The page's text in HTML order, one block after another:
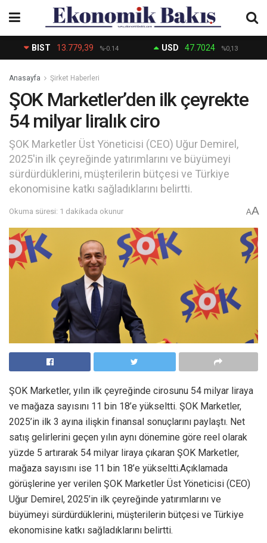
BIST 13.779,39 %-0.14 USD 47.7024 %0,13
Anasayfa Şirket Haberleri
ŞOK Marketler’den ilk çeyrekte
54 milyar liralık ciro
ŞOK Marketler Üst Yöneticisi (CEO) Uğur Demirel,
2025'in ilk çeyreğinde yatırımlarını ve büyümeyi
sürdürdüklerini, müşterilerin bütçesi ve Türkiye
ekonomisine katkı sağladıklarını belirtti.
Okuma süresi: 1 dakikada okunur AA
ŞOK Marketler, yılın ilk çeyreğinde cirosunu 54 milyar liraya
ve mağaza sayısını 11 bin 18’e yükseltti. ŞOK Marketler,
2025’in ilk 3 ayına ilişkin finansal sonuçlarını paylaştı. Net
satış gelirlerini geçen yılın aynı dönemine göre reel olarak
yüzde 5 artırarak 54 milyar liraya çıkaran ŞOK Marketler,
mağaza sayısını ise 11 bin 18’e yükseltti.Açıklamada
görüşlerine yer verilen ŞOK Marketler Üst Yöneticisi (CEO)
Uğur Demirel, 2025’in ilk çeyreğinde yatırımlarını ve
büyümeyi sürdürdüklerini, müşterilerin bütçesi ve Türkiye
ekonomisine katkı sağladıklarını belirtti.